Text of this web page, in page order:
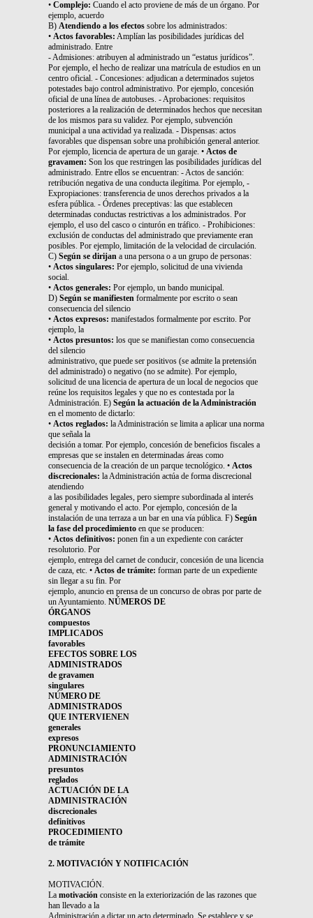
• Complejo: Cuando el acto proviene de más de un órgano. Por
ejemplo, acuerdo
B) Atendiendo a los efectos sobre los administrados:
• Actos favorables: Amplían las posibilidades jurídicas del
administrado. Entre
- Admisiones: atribuyen al administrado un “estatus jurídicos”.
Por ejemplo, el hecho de realizar una matrícula de estudios en un
centro oficial. - Concesiones: adjudican a determinados sujetos
potestades bajo control administrativo. Por ejemplo, concesión
oficial de una línea de autobuses. - Aprobaciones: requisitos
posteriores a la realización de determinados hechos que necesitan
de los mismos para su validez. Por ejemplo, subvención
municipal a una actividad ya realizada. - Dispensas: actos
favorables que dispensan sobre una prohibición general anterior.
Por ejemplo, licencia de apertura de un garaje. • Actos de
gravamen: Son los que restringen las posibilidades jurídicas del
administrado. Entre ellos se encuentran: - Actos de sanción:
retribución negativa de una conducta ilegítima. Por ejemplo, -
Expropiaciones: transferencia de unos derechos privados a la
esfera pública. - Órdenes preceptivas: las que establecen
determinadas conductas restrictivas a los administrados. Por
ejemplo, el uso del casco o cinturón en tráfico. - Prohibiciones:
exclusión de conductas del administrado que previamente eran
posibles. Por ejemplo, limitación de la velocidad de circulación.
C) Según se dirijan a una persona o a un grupo de personas:
• Actos singulares: Por ejemplo, solicitud de una vivienda
social.
• Actos generales: Por ejemplo, un bando municipal.
D) Según se manifiesten formalmente por escrito o sean
consecuencia del silencio
• Actos expresos: manifestados formalmente por escrito. Por
ejemplo, la
• Actos presuntos: los que se manifiestan como consecuencia
del silencio
administrativo, que puede ser positivos (se admite la pretensión
del administrado) o negativo (no se admite). Por ejemplo,
solicitud de una licencia de apertura de un local de negocios que
reúne los requisitos legales y que no es contestada por la
Administración. E) Según la actuación de la Administración
en el momento de dictarlo:
• Actos reglados: la Administración se limita a aplicar una norma
que señala la
decisión a tomar. Por ejemplo, concesión de beneficios fiscales a
empresas que se instalen en determinadas áreas como
consecuencia de la creación de un parque tecnológico. • Actos
discrecionales: la Administración actúa de forma discrecional
atendiendo
a las posibilidades legales, pero siempre subordinada al interés
general y motivando el acto. Por ejemplo, concesión de la
instalación de una terraza a un bar en una vía pública. F) Según
la fase del procedimiento en que se producen:
• Actos definitivos: ponen fin a un expediente con carácter
resolutorio. Por
ejemplo, entrega del carnet de conducir, concesión de una licencia
de caza, etc. • Actos de trámite: forman parte de un expediente
sin llegar a su fin. Por
ejemplo, anuncio en prensa de un concurso de obras por parte de
un Ayuntamiento. NÚMEROS DE
ÓRGANOS
compuestos
IMPLICADOS
favorables
EFECTOS SOBRE LOS
ADMINISTRADOS
de gravamen
singulares
NÚMERO DE
ADMINISTRADOS
QUE INTERVIENEN
generales
expresos
PRONUNCIAMIENTO
ADMINISTRACIÓN
presuntos
reglados
ACTUACIÓN DE LA
ADMINISTRACIÓN
discrecionales
definitivos
PROCEDIMIENTO
de trámite
2. MOTIVACIÓN Y NOTIFICACIÓN
MOTIVACIÓN.
La motivación consiste en la exteriorización de las razones que
han llevado a la
Administración a dictar un acto determinado. Se establece y se